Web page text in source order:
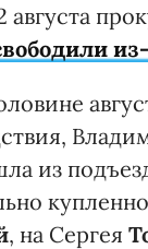
августа
из
, на Сергея